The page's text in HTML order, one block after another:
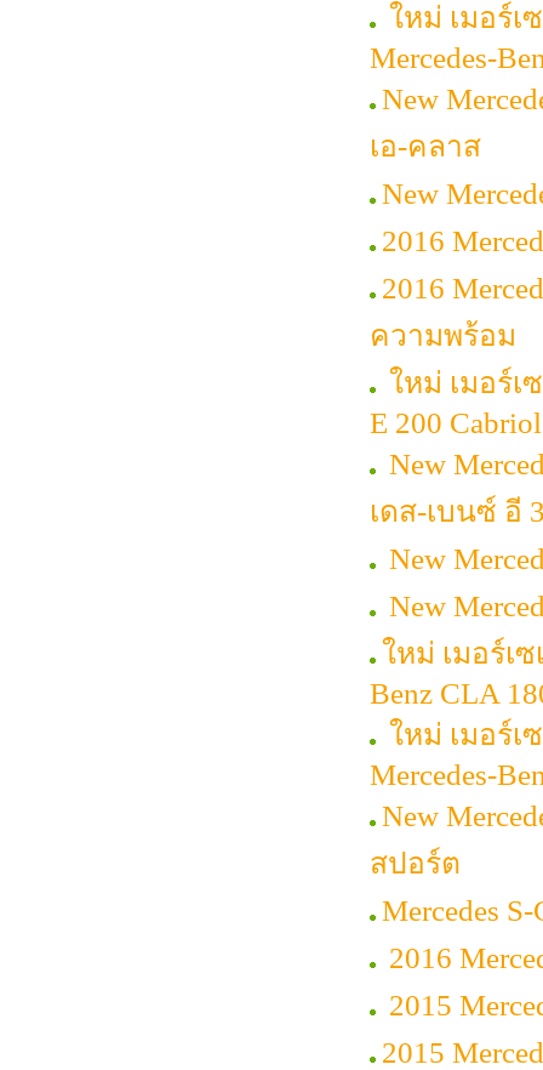
ใหม่ เมอร์เ
Mercedes-
New
เอ-คลาส
New
2016
2016
ความพร้อม
ใหม่ เมอร์เ
E 200
New
เดส-เบนซ์ อี
New
New
ใหม่ เมอร์เ
Benz CLA
ใหม่ เมอร์เ
Mercedes-
New
สปอร์ต
Mercedes
2016
2015
2015